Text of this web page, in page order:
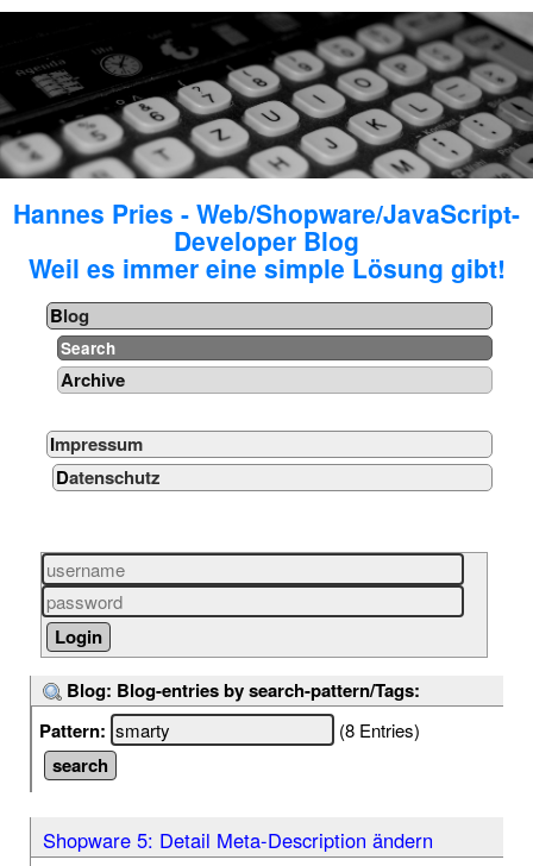
Hannes Pries - Web/Shopware/JavaScript-
Developer Blog
Weil es immer eine simple Lösung gibt!
Blog
Search
Archive
Impressum
Datenschutz
Blog: Blog-entries by search-pattern/Tags:
Pattern:
(8 Entries)
Shopware 5: Detail Meta-Description ändern